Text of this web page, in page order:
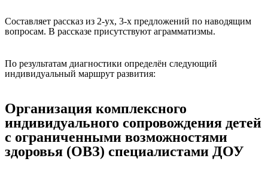
Составляет рассказ из 2-ух, 3-х предложений по наводящим
вопросам. В рассказе присутствуют аграмматизмы.
По результатам диагностики определён следующий
индивидуальный маршрут развития:
Организация комплексного
индивидуального сопровождения детей
с ограниченными возможностями
здоровья (ОВЗ) специалистами ДОУ